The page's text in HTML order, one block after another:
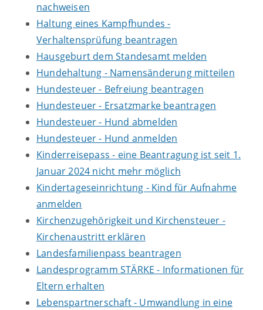
nachweisen
Haltung eines Kampfhundes -
Verhaltensprüfung beantragen
Hausgeburt dem Standesamt melden
Hundehaltung - Namensänderung mitteilen
Hundesteuer - Befreiung beantragen
Hundesteuer - Ersatzmarke beantragen
Hundesteuer - Hund abmelden
Hundesteuer - Hund anmelden
Kinderreisepass - eine Beantragung ist seit 1.
Januar 2024 nicht mehr möglich
Kindertageseinrichtung - Kind für Aufnahme
anmelden
Kirchenzugehörigkeit und Kirchensteuer -
Kirchenaustritt erklären
Landesfamilienpass beantragen
Landesprogramm STÄRKE - Informationen für
Eltern erhalten
Lebenspartnerschaft - Umwandlung in eine